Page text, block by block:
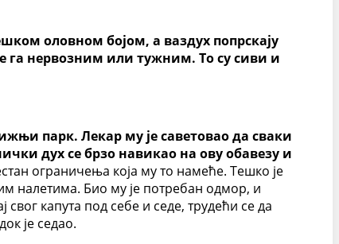
оловном бојом, а ваздух попрскају
нервозним или тужним. То су сиви и
парк. Лекар му је саветовао да сваки
дух се брзо навикао на ову обавезу и
ограничења која му то намеће. Тешко је
налетима. Био му је потребан одмор, и
капута под себе и седе, трудећи се да
је седао.